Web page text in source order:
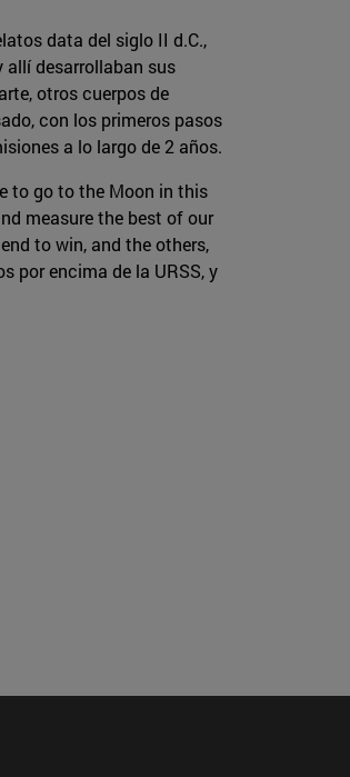
data del siglo II d.C.,
allí desarrollaban sus
otros cuerpos de
con los primeros pasos
a lo largo de 2 años.
to go to the Moon in this
measure the best of our
to win, and the others,
por encima de la URSS, y